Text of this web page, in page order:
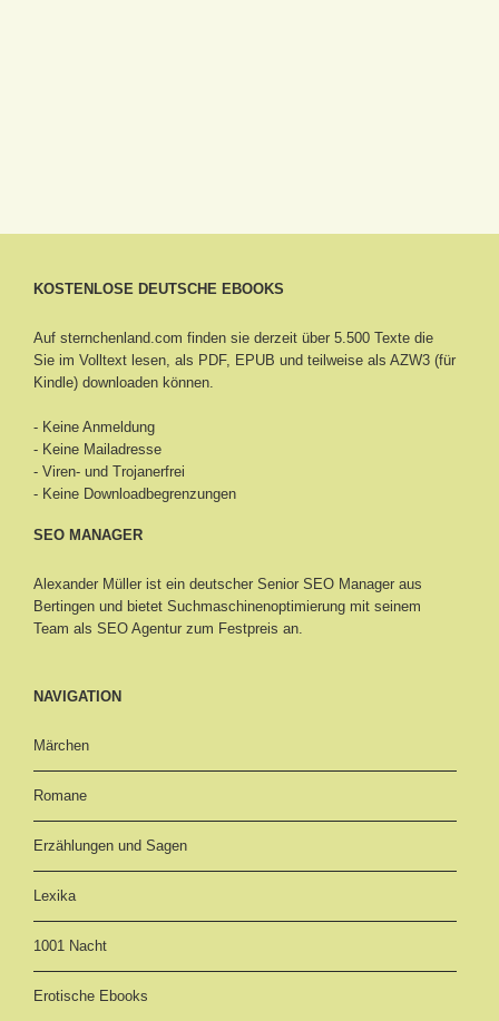
KOSTENLOSE DEUTSCHE EBOOKS
Auf sternchenland.com finden sie derzeit über 5.500 Texte die
Sie im Volltext lesen, als PDF, EPUB und teilweise als AZW3 (für
Kindle) downloaden können.
- Keine Anmeldung
- Keine Mailadresse
- Viren- und Trojanerfrei
- Keine Downloadbegrenzungen
SEO MANAGER
Alexander Müller ist ein deutscher Senior SEO Manager aus
Bertingen und bietet Suchmaschinenoptimierung mit seinem
Team als SEO Agentur zum Festpreis an.
NAVIGATION
Märchen
Romane
Erzählungen und Sagen
Lexika
1001 Nacht
Erotische Ebooks